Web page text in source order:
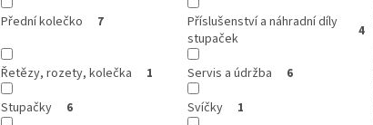
Přední kolečko 7
Příslušenství a náhradní díly
stupaček
4
Řetězy, rozety, kolečka 1 Servis a údržba 6
Stupačky 6 Svíčky 1